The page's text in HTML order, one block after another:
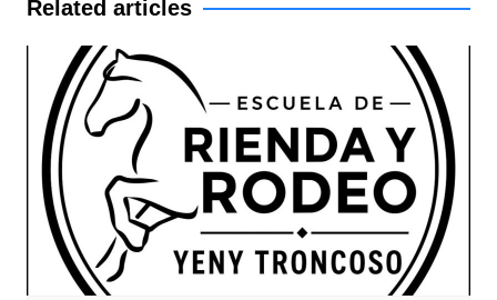
Related articles